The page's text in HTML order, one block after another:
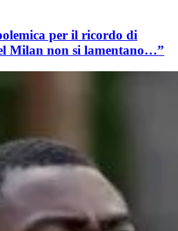
per il ricordo di
Milan non si lamentano…”